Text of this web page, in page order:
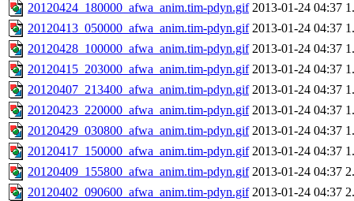
20120424_180000_afwa_anim.tim-pdyn.gif 2013-01-24 04:37
20120413_050000_afwa_anim.tim-pdyn.gif 2013-01-24 04:37
20120428_100000_afwa_anim.tim-pdyn.gif 2013-01-24 04:37
20120415_203000_afwa_anim.tim-pdyn.gif 2013-01-24 04:37
20120407_213400_afwa_anim.tim-pdyn.gif 2013-01-24 04:37
20120423_220000_afwa_anim.tim-pdyn.gif 2013-01-24 04:37
20120429_030800_afwa_anim.tim-pdyn.gif 2013-01-24 04:37
20120417_150000_afwa_anim.tim-pdyn.gif 2013-01-24 04:37
20120409_155800_afwa_anim.tim-pdyn.gif 2013-01-24 04:37
20120402_090600_afwa_anim.tim-pdyn.gif 2013-01-24 04:37